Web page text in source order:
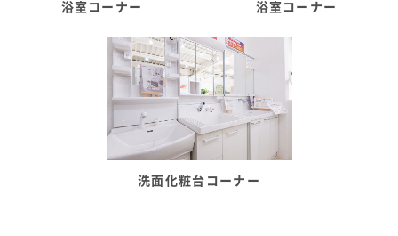
浴室コーナー 浴室コーナー
洗面化粧台コーナー